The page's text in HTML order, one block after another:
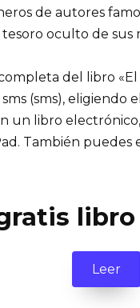
de autores
oculto de sus
del libro
(sms),
un libro
También puedes
Leer